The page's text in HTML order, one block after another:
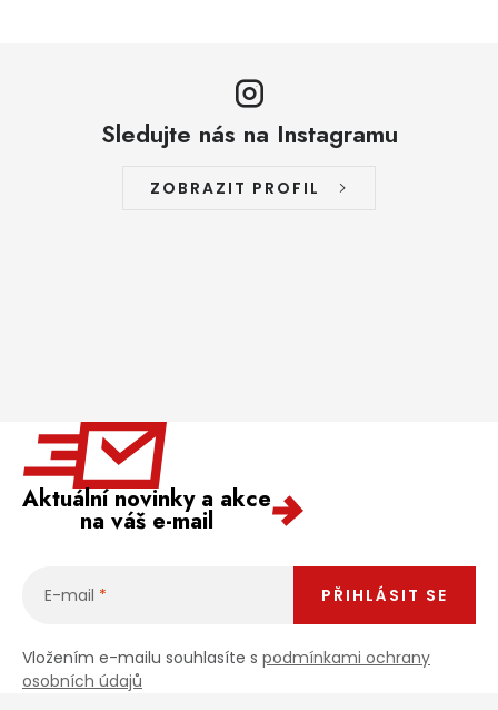
Sledujte nás na Instagramu
ZOBRAZIT PROFIL
Aktuální novinky a akce
na váš e-mail
E-mail
Vložením e-mailu souhlasíte s podmínkami ochrany
osobních údajů
PŘIHLÁSIT SE